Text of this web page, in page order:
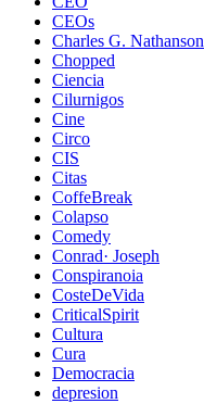
CEOs
Charles G. Nathanson
Chopped
Ciencia
Cilurnigos
Cine
Circo
CIS
Citas
CoffeBreak
Colapso
Comedy
Conrad· Joseph
Conspiranoia
CosteDeVida
CriticalSpirit
Cultura
Cura
Democracia
depresion